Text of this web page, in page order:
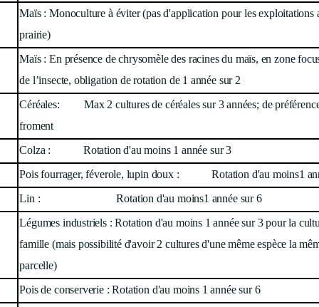
Maïs : Monoculture à éviter (pas d'application pour les exploitations
prairie)
Maïs : En présence de chrysomèle des racines du maïs, en zone
de l’insecte, obligation de rotation de 1 année sur 2
Céréales: Max 2 cultures de céréales sur 3 années; de
froment
Colza : Rotation d'au moins 1 année sur 3
Pois fourrager, féverole, lupin doux : Rotation d'au moins1
Lin : Rotation d'au moins1 année sur 6
Légumes industriels : Rotation d'au moins 1 année sur 3 pour la
famille (mais possibilité d'avoir 2 cultures d'une même espèce la
parcelle)
Pois de conserverie : Rotation d'au moins 1 année sur 6